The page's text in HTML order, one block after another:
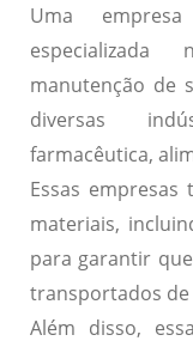
Uma
manutenção de
diversas
farmacêutica,
Essas
materiais,
para garantir
transportados de
Além disso,